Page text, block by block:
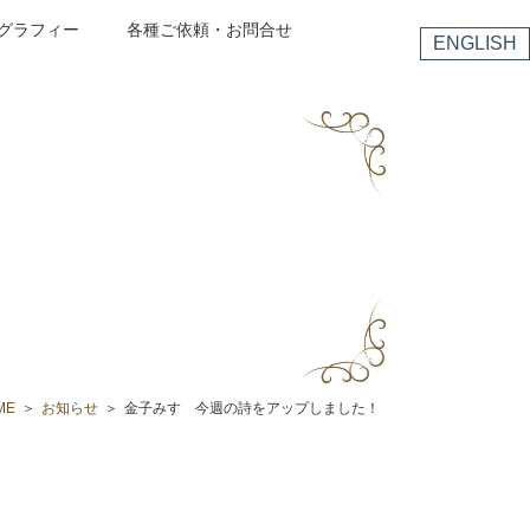
ラフィー 各種ご依頼・お問合せ
ENGLISH
お知らせ 金子みすゞ今週の詩をアップしました！